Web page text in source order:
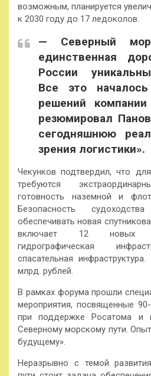
возможным, планируется
к 2030 году до 17 ледоколов.
— Северный
единственная
России
Все это
решений
резюмировал
сегодняшнюю
зрения логистики».
Чекунков подтвердил, что
требуются
готовность наземной и
Безопасность
обеспечивать новая
включает 12 новых
гидрографическая
спасательная
млрд. рублей.
В рамках форума прошли
мероприятия, посвященные
при поддержке Росатома и
Северному морскому пути.
будущему».
Неразрывно с темой